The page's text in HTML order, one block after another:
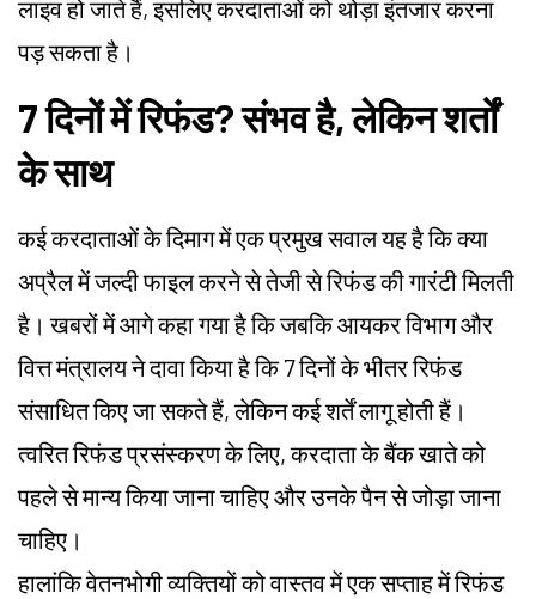
लाइव हो जाते हैं, इसलिए करदाताओं को थोड़ा इंतजार करना
पड़ सकता है।
7 दिनों में रिफंड? संभव है, लेकिन शर्तों
के साथ
कई करदाताओं के दिमाग में एक प्रमुख सवाल यह है कि क्या
अप्रैल में जल्दी फाइल करने से तेजी से रिफंड की गारंटी मिलती
है। खबरों में आगे कहा गया है कि जबकि आयकर विभाग और
वित्त मंत्रालय ने दावा किया है कि 7 दिनों के भीतर रिफंड
संसाधित किए जा सकते हैं, लेकिन कई शर्तें लागू होती हैं।
त्वरित रिफंड प्रसंस्करण के लिए, करदाता के बैंक खाते को
पहले से मान्य किया जाना चाहिए और उनके पैन से जोड़ा जाना
चाहिए।
हालांकि वेतनभोगी व्यक्तियों को वास्तव में एक सप्ताह में रिफंड